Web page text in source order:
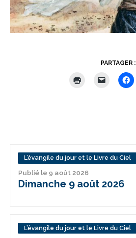
PARTAGER :
L’évangile du jour et le Livre du Ciel
Publié le 9 août 2026
Dimanche 9 août 2026
L’évangile du jour et le Livre du Ciel